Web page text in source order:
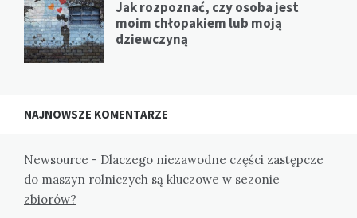
Jak rozpoznać, czy osoba jest
moim chłopakiem lub moją
dziewczyną
NAJNOWSZE KOMENTARZE
Newsource - Dlaczego niezawodne części zastępcze
do maszyn rolniczych są kluczowe w sezonie
zbiorów?